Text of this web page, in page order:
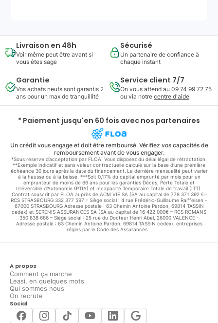
Livraison en 48h
Voir même peut être avant si
vous êtes sage
Sécurisé
Un partenaire de confiance à
chaque instant
Garantie
Vos achats neufs sont garantis 2
ans pour un max de tranquillité
Service client 7/7
On vous attend au 09 74 99 72 75
ou via notre centre d'aide
* Paiement jusqu'en 60 fois avec nos partenaires
Un crédit vous engage et doit être remboursé. Vérifiez vos capacités de
remboursement avant de vous engager.
*Sous réserve d’acceptation par FLOA. Vous disposez du délai légal de rétractation.
**Exemple indicatif et sans valeur contractuelle calculé sur la base d'une première
échéance 30 jours après la date du financement. La dernière mensualité peut varier
à la hausse ou à la baisse. ***Soit 0,17% du capital emprunté par mois pour un
emprunteur de moins de 66 ans pour les garanties Décès, Perte Totale et
Irréversible d'Autonomie (PTIA) et Incapacité Temporaire Totale de travail (ITT).
Contrat souscrit par FLOA auprès de ACM VIE SA (SA au capital de 778 371 392 €–
RCS STRASBOURG 332 377 597 – Siège social : 4 rue Frédéric-Guillaume Raiffeisen -
67000 STRASBOURG Adresse postale : 63 Chemin Antoine Pardon, 69814 TASSIN
cedex) et SERENIS ASSURANCES SA (SA au capital de 16 422 000€ – RCS ROMANS
350 838 686 – Siège social : 25 rue du Docteur Henri Abel, 26000 VALENCE -
Adresse postale : 63 Chemin Antoine Pardon, 69814 TASSIN cedex), entreprises
régies par le Code des Assurances.
A propos
Comment ça marche
Leasi, en quelques mots
Qui sommes nous
On recrute
Social